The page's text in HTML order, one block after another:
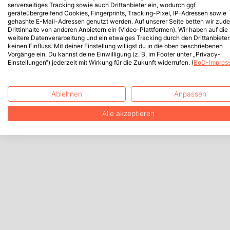
serverseitiges Tracking sowie auch Drittanbieter ein, wodurch ggf.
geräteübergreifend Cookies, Fingerprints, Tracking-Pixel, IP-Adressen sowie
gehashte E-Mail-Adressen genutzt werden. Auf unserer Seite betten wir
Drittinhalte von anderen Anbietern ein (Video-Plattformen). Wir haben auf die
weitere Datenverarbeitung und ein etwaiges Tracking durch den Drittanbieter
keinen Einfluss. Mit deiner Einstellung willigst du in die oben beschriebenen
Vorgänge ein. Du kannst deine Einwilligung (z. B. im Footer unter „Privacy-
Einstellungen“) jederzeit mit Wirkung für die Zukunft widerrufen. (BoD-
Ablehnen Anpassen
Alle akzeptieren